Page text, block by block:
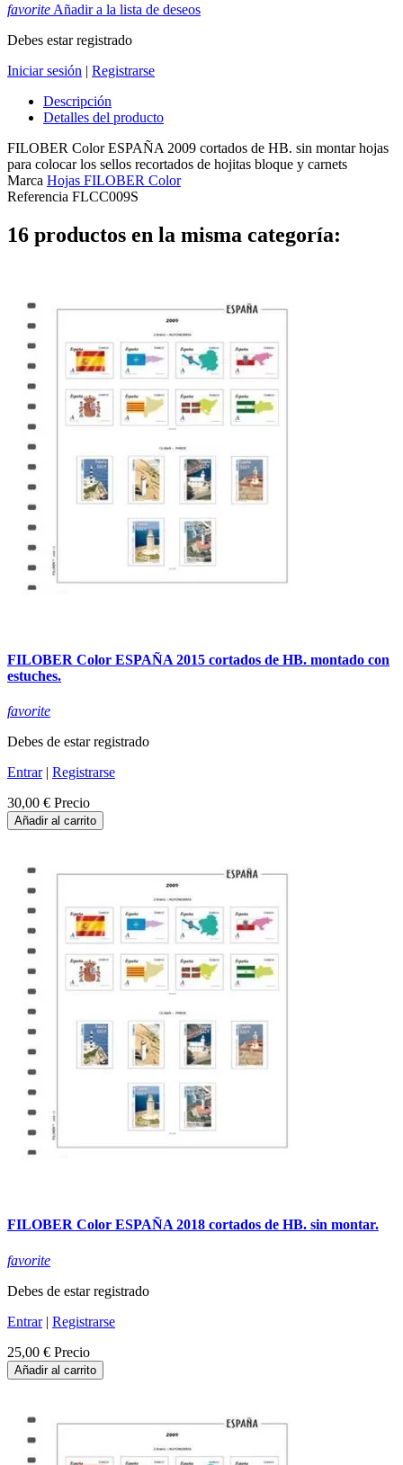
favorite Añadir a la lista de deseos
Debes estar registrado
Iniciar sesión | Registrarse
Descripción
Detalles del producto
FILOBER Color ESPAÑA 2009 cortados de HB. sin montar hojas
para colocar los sellos recortados de hojitas bloque y carnets
Marca Hojas FILOBER Color
Referencia FLCC009S
16 productos en la misma categoría:
FILOBER Color ESPAÑA 2015 cortados de HB. montado con
estuches.
favorite
Debes de estar registrado
Entrar| Registrarse
30,00 € Precio
Añadir al carrito
FILOBER Color ESPAÑA 2018 cortados de HB. sin montar.
favorite
Debes de estar registrado
Entrar| Registrarse
25,00 € Precio
Añadir al carrito